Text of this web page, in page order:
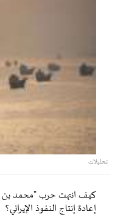
تحليلات
كيف انتهت حرب "محمد بن
إعادة إنتاج النفوذ الإيراني؟